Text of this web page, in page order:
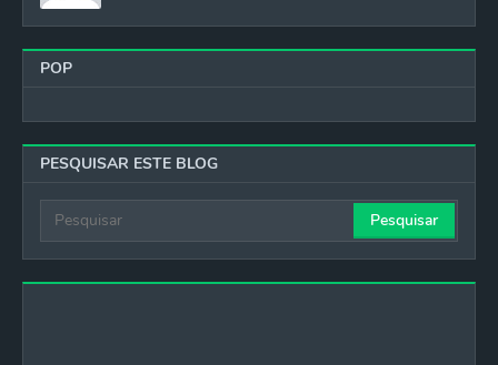
POP
PESQUISAR ESTE BLOG